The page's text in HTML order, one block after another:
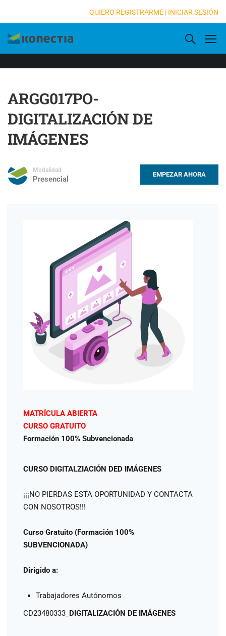
INICIAR SESIÓN
QUIERO REGISTRARME |
ARGG017PO-
DIGITALIZACIÓN DE
IMÁGENES
Modalidad
Presencial
EMPEZAR AHORA
MATRÍCULA ABIERTA
CURSO GRATUITO
Formación 100% Subvencionada
CURSO DIGITALZIACIÓN DED IMÁGENES
¡¡¡NO PIERDAS ESTA OPORTUNIDAD Y CONTACTA
CON NOSOTROS!!!
Curso Gratuito (Formación 100%
SUBVENCIONADA)
Dirigido a:
Trabajadores Autónomos
CD23480333_ DIGITALIZACIÓN DE IMÁGENES